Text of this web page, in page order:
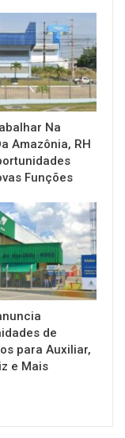
Na
Amazônia, RH
Funções
de
para Auxiliar,
e Mais